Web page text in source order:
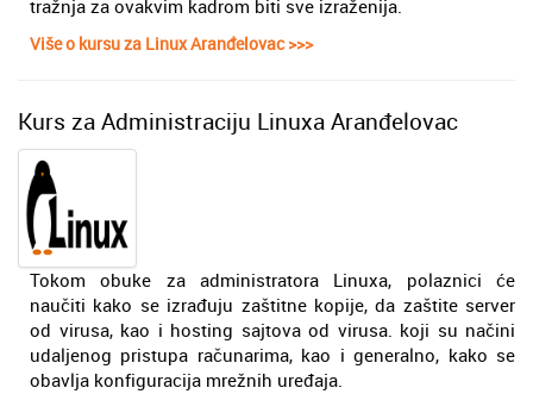
tražnja za ovakvim kadrom biti sve izraženija.
Više o kursu za Linux Aranđelovac >>>
Kurs za Administraciju Linuxa Aranđelovac
Tokom obuke za administratora Linuxa, polaznici će
naučiti kako se izrađuju zaštitne kopije, da zaštite server
od virusa, kao i hosting sajtova od virusa. koji su načini
udaljenog pristupa računarima, kao i generalno, kako se
obavlja konfiguracija mrežnih uređaja.